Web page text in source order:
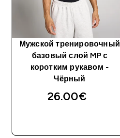
Мужской тренировочный
базовый слой MP с
коротким рукавом -
Чёрный
26.00€‎